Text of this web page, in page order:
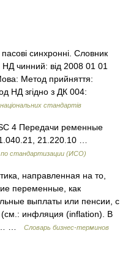
синхронні. Словник
чинний: від 2008 01 01
Метод прийняття:
НД згідно з ДК 004:
стандартів
4 Передачи ременные
21.220.10 …
стандартизации (ИСО)
направленная на то,
переменные, как
выплаты или пенсии, с
инфляция (inflation). В
…
Словарь бизнес-терминов